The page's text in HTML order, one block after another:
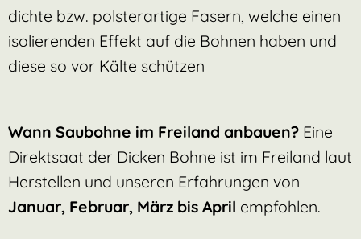
dichte bzw. polsterartige Fasern, welche einen
isolierenden Effekt auf die Bohnen haben und
diese so vor Kälte schützen
Wann Saubohne im Freiland anbauen? Eine
Direktsaat der Dicken Bohne ist im Freiland laut
Herstellen und unseren Erfahrungen von
Januar, Februar, März bis April empfohlen.